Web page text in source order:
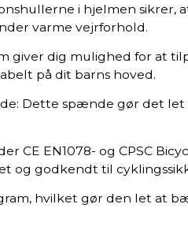
i hjelmen sikrer,
varme vejrforhold.
giver dig mulighed for at
på dit barns hoved.
Dette spænde gør det
CE EN1078- og CPSC
og godkendt til
hvilket gør den let at